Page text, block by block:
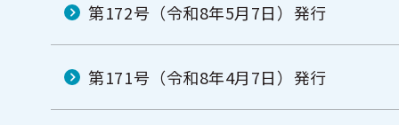
第172号（令和8年5月7日）発行
第171号（令和8年4月7日）発行